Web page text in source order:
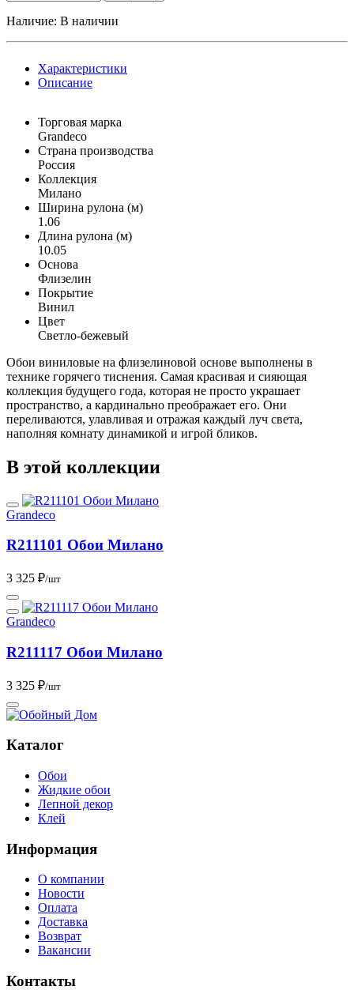
Наличие: В наличии
Характеристики
Описание
Торговая марка
Grandeco
Страна производства
Россия
Коллекция
Милано
Ширина рулона (м)
1.06
Длина рулона (м)
10.05
Основа
Флизелин
Покрытие
Винил
Цвет
Светло-бежевый
Обои виниловые на флизелиновой основе выполнены в
технике горячего тиснения. Самая красивая и сияющая
коллекция будущего года, которая не просто украшает
пространство, а кардинально преображает его. Они
переливаются, улавливая и отражая каждый луч света,
наполняя комнату динамикой и игрой бликов.
В этой коллекции
Grandeco
R211101 Обои Милано
3 325 ₽/шт
Grandeco
R211117 Обои Милано
3 325 ₽/шт
Каталог
Обои
Жидкие обои
Лепной декор
Клей
Информация
О компании
Новости
Оплата
Доставка
Возврат
Вакансии
Контакты